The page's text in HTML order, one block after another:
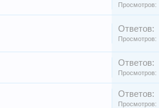
Просмотров:
Ответов:
Просмотров:
Ответов:
Просмотров:
Ответов:
Просмотров: